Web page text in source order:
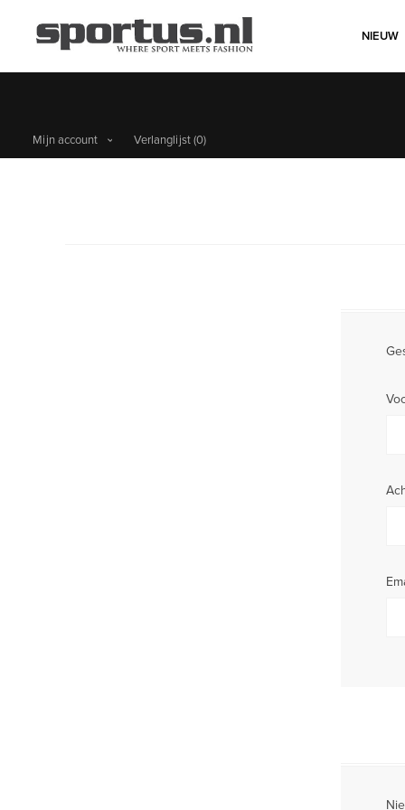
NIEUW
Mijn account Verlanglijst(0)